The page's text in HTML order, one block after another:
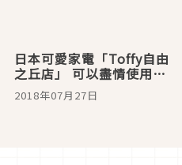
日本可愛家電「Toffy自由
之丘店」 可以盡情使用烤
麵包神器的咖啡廳
2018年07月27日